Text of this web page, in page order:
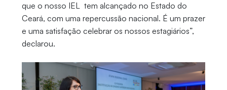
que o nosso IEL tem alcançado no Estado do
Ceará, com uma repercussão nacional. É um prazer
e uma satisfação celebrar os nossos estagiários”,
declarou.